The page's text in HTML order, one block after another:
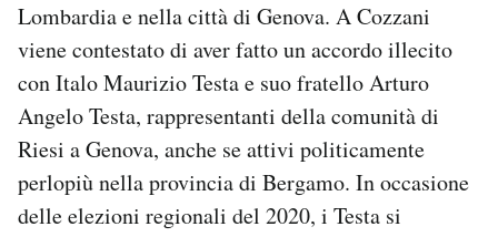
Lombardia e nella città di Genova. A Cozzani
viene contestato di aver fatto un accordo illecito
con Italo Maurizio Testa e suo fratello Arturo
Angelo Testa, rappresentanti della comunità di
Riesi a Genova, anche se attivi politicamente
perlopiù nella provincia di Bergamo. In occasione
delle elezioni regionali del 2020, i Testa si